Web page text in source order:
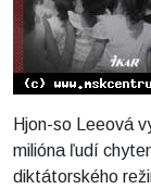
Hjon-so Leeová
milióna ľudí
diktátorského